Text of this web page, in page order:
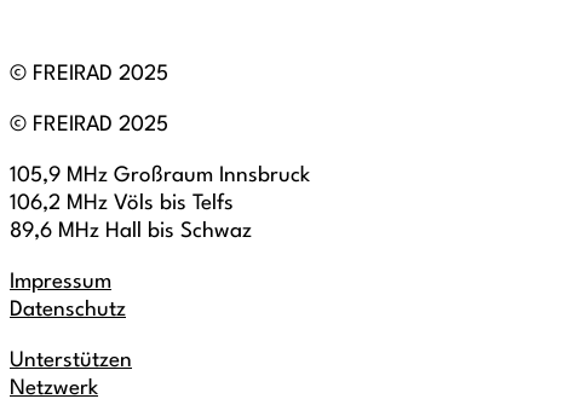
© FREIRAD 2025
© FREIRAD 2025
105,9 MHz Großraum Innsbruck
106,2 MHz Völs bis Telfs
89,6 MHz Hall bis Schwaz
Impressum
Datenschutz
Unterstützen
Netzwerk